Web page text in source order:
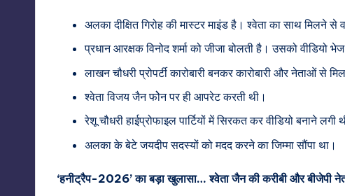
अलका दीक्षित गिरोह की मास्टर माइंड है। श्वेता का साथ मिलने
प्रधान आरक्षक विनोद शर्मा को जीजा बोलती है। उसको वीडियो
लाखन चौधरी प्रोपर्टी कारोबारी बनकर कारोबारी और नेताओं से
श्वेता विजय जैन फोेन पर ही आपरेट करती थी।
रेशू चौधरी हाईप्रोफाइल पार्टियों में सिरकत कर वीडियो बनाने लगी
अलका के बेटे जयदीप सदस्यों को मदद करने का जिम्मा सौंपा था।
‘हनीट्रैप-2026’ का बड़ा खुलासा… श्वेता जैन की करीबी और बीजेपी